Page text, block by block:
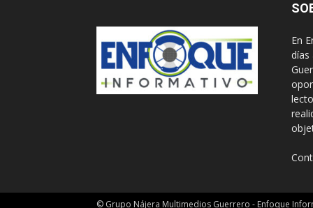
En
días
© Grupo Nájera Multimedios Guerrero - Enfoque